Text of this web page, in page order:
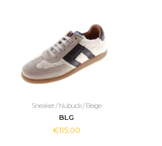
Sneaker / Nubuck / Beige
BLG
€115,00